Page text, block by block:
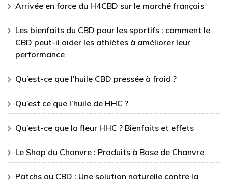
Arrivée en force du H4CBD sur le marché français
Les bienfaits du CBD pour les sportifs : comment le
CBD peut-il aider les athlètes à améliorer leur
performance
Qu’est-ce que l’huile CBD pressée à froid ?
Qu’est ce que l’huile de HHC ?
Qu’est-ce que la fleur HHC ? Bienfaits et effets
Le Shop du Chanvre : Produits à Base de Chanvre
Patchs au CBD : Une solution naturelle contre la